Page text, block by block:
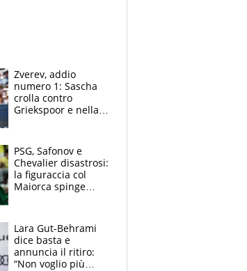
Zverev, addio
numero 1: Sascha
crolla contro
Griekspoor e nella
terzo. Quanti malori
a Montreal
PSG, Safonov e
Chevalier disastrosi:
la figuraccia col
Maiorca spinge
rischio beffa
Lara Gut-Behrami
dice basta e
annuncia il ritiro:
“Non voglio più